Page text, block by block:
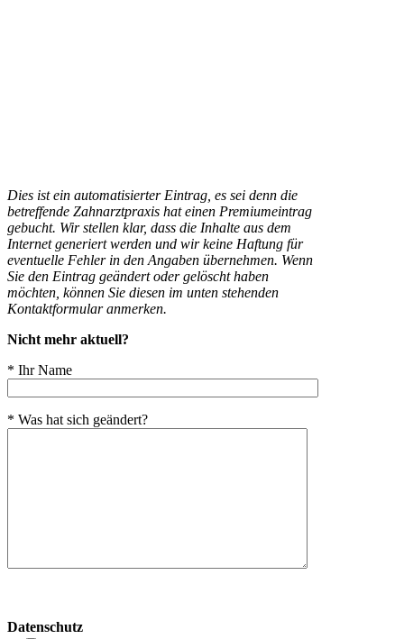
Dies ist ein automatisierter Eintrag, es sei denn die
betreffende Zahnarztpraxis hat einen Premiumeintrag
gebucht. Wir stellen klar, dass die Inhalte aus dem
Internet generiert werden und wir keine Haftung für
eventuelle Fehler in den Angaben übernehmen. Wenn
Sie den Eintrag geändert oder gelöscht haben
möchten, können Sie diesen im unten stehenden
Kontaktformular anmerken.
Nicht mehr aktuell?
* Ihr Name
* Was hat sich geändert?
dieses
Datenschutz